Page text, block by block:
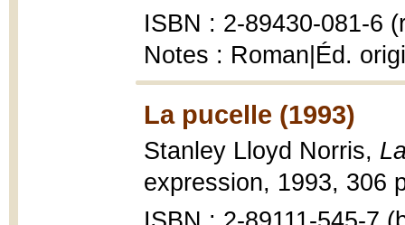
ISBN : 2-89430-081-6
Notes : Roman|Éd.
La pucelle (1993)
Stanley Lloyd Norris,
expression, 1993, 306